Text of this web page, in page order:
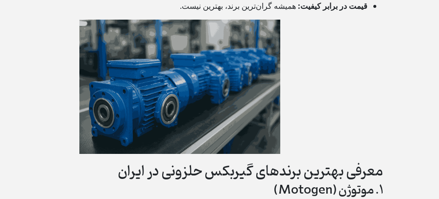
قیمت در برابر کیفیت: همیشه گران‌ترین برند، بهترین نیست.
معرفی بهترین برندهای گیربکس حلزونی در ایران
۱. موتوژن (Motogen)